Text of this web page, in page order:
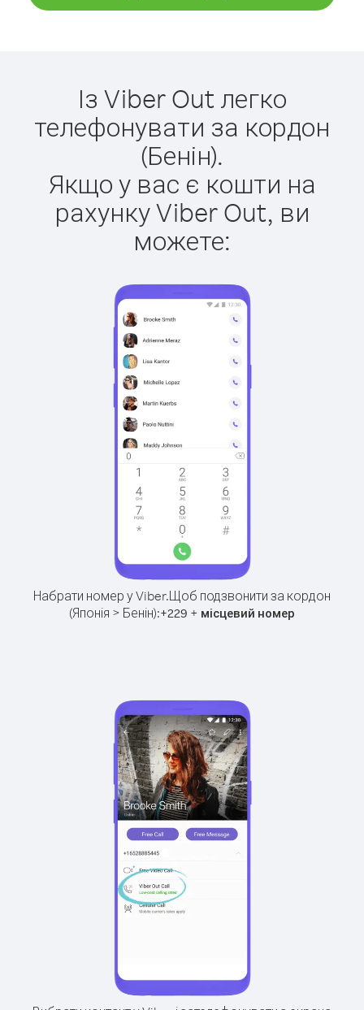
Із Viber Out легко
телефонувати за кордон
(Бенін).
Якщо у вас є кошти на
рахунку Viber Out, ви
можете:
Набрати номер у Viber.Щоб подзвонити за кордон
(Японія > Бенін):+229 + місцевий номер